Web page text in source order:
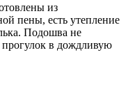
из
пены, есть утепление
Подошва не
прогулок в дождливую